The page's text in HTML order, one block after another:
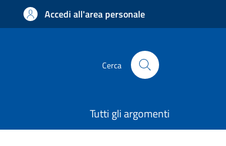
Accedi all'area personale
Cerca
Tutti gli argomenti